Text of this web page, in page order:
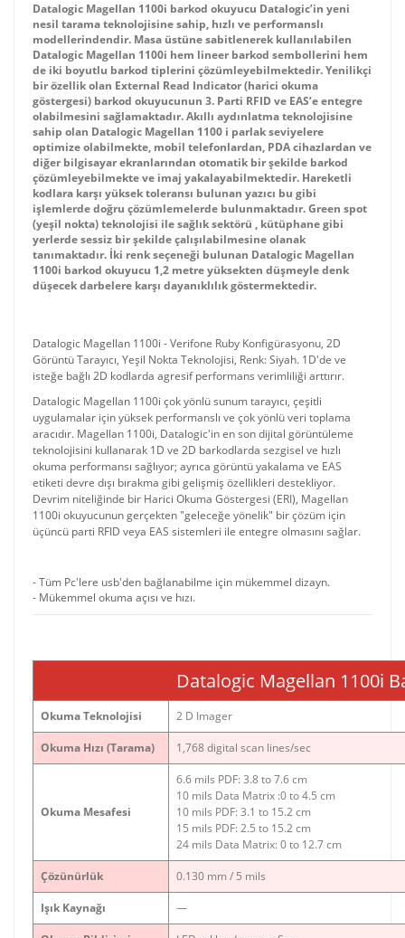
Datalogic Magellan 1100i barkod okuyucu Datalogic’in yeni
nesil tarama teknolojisine sahip, hızlı ve performanslı
modellerindendir. Masa üstüne sabitlenerek kullanılabilen
Datalogic Magellan 1100i hem lineer barkod sembollerini hem
de iki boyutlu barkod tiplerini çözümleyebilmektedir. Yenilikçi
bir özellik olan External Read Indicator (harici okuma
göstergesi) barkod okuyucunun 3. Parti RFID ve EAS’e entegre
olabilmesini sağlamaktadır. Akıllı aydınlatma teknolojisine
sahip olan Datalogic Magellan 1100 i parlak seviyelere
optimize olabilmekte, mobil telefonlardan, PDA cihazlardan ve
diğer bilgisayar ekranlarından otomatik bir şekilde barkod
çözümleyebilmekte ve imaj yakalayabilmektedir. Hareketli
kodlara karşı yüksek toleransı bulunan yazıcı bu gibi
işlemlerde doğru çözümlemelerde bulunmaktadır. Green spot
(yeşil nokta) teknolojisi ile sağlık sektörü , kütüphane gibi
yerlerde sessiz bir şekilde çalışılabilmesine olanak
tanımaktadır. İki renk seçeneği bulunan Datalogic Magellan
1100i barkod okuyucu 1,2 metre yüksekten düşmeyle denk
düşecek darbelere karşı dayanıklılık göstermektedir.
Datalogic Magellan 1100i - Verifone Ruby Konfigürasyonu, 2D
Görüntü Tarayıcı, Yeşil Nokta Teknolojisi, Renk: Siyah. 1D'de ve
isteğe bağlı 2D kodlarda agresif performans verimliliği arttırır.
Datalogic Magellan 1100i çok yönlü sunum tarayıcı, çeşitli
uygulamalar için yüksek performanslı ve çok yönlü veri toplama
aracıdır. Magellan 1100i, Datalogic'in en son dijital görüntüleme
teknolojisini kullanarak 1D ve 2D barkodlarda sezgisel ve hızlı
okuma performansı sağlıyor; ayrıca görüntü yakalama ve EAS
etiketi devre dışı bırakma gibi gelişmiş özellikleri destekliyor.
Devrim niteliğinde bir Harici Okuma Göstergesi (ERI), Magellan
1100i okuyucunun gerçekten "geleceğe yönelik" bir çözüm için
üçüncü parti RFID veya EAS sistemleri ile entegre olmasını sağlar.
- Tüm Pc'lere usb'den bağlanabilme için mükemmel dizayn.
- Mükemmel okuma açısı ve hızı.
Datalogic Magellan 1100i
Okuma Teknolojisi 2 D Imager
Okuma Hızı (Tarama) 1,768 digital scan lines/sec
Okuma Mesafesi
6.6 mils PDF: 3.8 to 7.6 cm
10 mils Data Matrix :0 to 4.5 cm
10 mils PDF: 3.1 to 15.2 cm
15 mils PDF: 2.5 to 15.2 cm
24 mils Data Matrix: 0 to 12.7 cm
Çözünürlük 0.130 mm / 5 mils
Işık Kaynağı —